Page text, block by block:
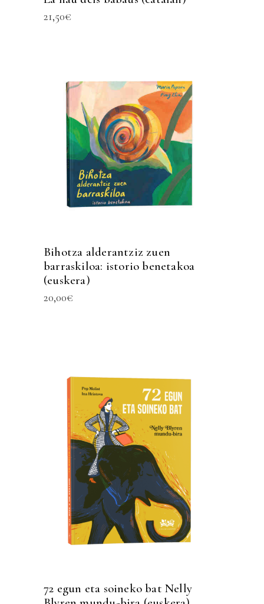
21,50€
Bihotza alderantziz zuen
barraskiloa: istorio benetakoa
(euskera)
20,00€
72 egun eta soineko bat Nelly